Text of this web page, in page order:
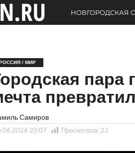
НОВГОРОДСКАЯ
/ МИР
пара
Самиров
20:07 Просмотров: 23